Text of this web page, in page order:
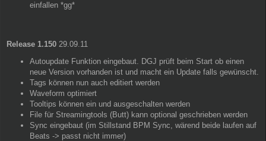
einfallen *gg*
Release 1.150 29.09.11
Autoupdate Funktion eingebaut. DGJ prüft beim Start ob einen
neue Version vorhanden ist und macht ein Update falls gewünscht.
Tags können nun auch editiert werden
Waveform optimiert
Tooltips können ein und ausgeschalten werden
File für Streamingtools (Butt) kann optional geschrieben werden
Sync eingebaut (im Stillstand BPM Sync, wärend beide laufen auf
Beats -> passt nicht immer)